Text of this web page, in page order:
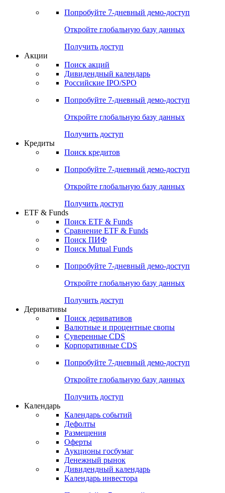
Попробуйте 7-дневный демо-доступ
Откройте глобальную базу данных
Получить доступ
Акции
Поиск акций
Дивидендный календарь
Российские IPO/SPO
Попробуйте 7-дневный демо-доступ
Откройте глобальную базу данных
Получить доступ
Кредиты
Поиск кредитов
Попробуйте 7-дневный демо-доступ
Откройте глобальную базу данных
Получить доступ
ETF & Funds
Поиск ETF & Funds
Сравнение ETF & Funds
Поиск ПИФ
Поиск Mutual Funds
Попробуйте 7-дневный демо-доступ
Откройте глобальную базу данных
Получить доступ
Деривативы
Поиск деривативов
Валютные и процентные свопы
Суверенные CDS
Корпоративные CDS
Попробуйте 7-дневный демо-доступ
Откройте глобальную базу данных
Получить доступ
Календарь
Календарь событий
Дефолты
Размещения
Оферты
Аукционы госбумаг
Денежный рынок
Дивидендный календарь
Календарь инвестора